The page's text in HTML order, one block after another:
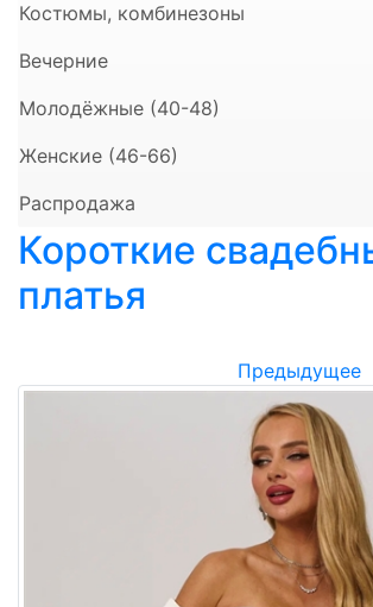
Костюмы, комбинезоны
Вечерние
Молодёжные (40-48)
Женские (46-66)
Распродажа
Короткие
платья
Предыдущее